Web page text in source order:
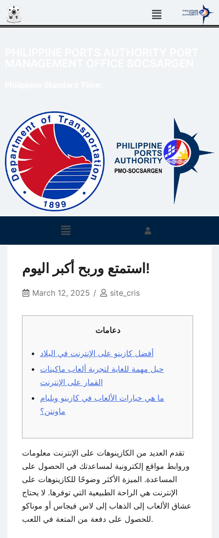
استمتع وربح أكبر اليوم!
March 12, 2025 site_cris
دعامات
أفضل كازينو على الإنترنت في البلاد
حيل مهمة للغاية لتجربة ألعاب ماكينات
القمار على الإنترنت
ما هي خيارات الألعاب في كازينو ويليام
ماونتن؟
تقدم العديد من الكازينوهات على الإنترنت معلومات
وروابط مواقع إلكترونية لمساعدتك في الحصول على
المساعدة. الميزة الأكثر وضوحًا للكازينوهات على
الإنترنت هي الراحة الطبيعية التي توفرها. لا يحتاج
عشاق الألعاب إلى الذهاب إلى لاس فيجاس أو موناكو
للحصول على دفعة من المتعة في اللعب.